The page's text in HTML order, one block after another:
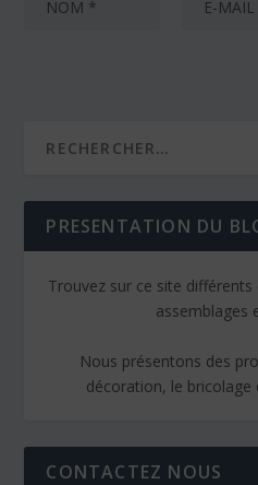
PRESENTATION DU
Trouvez sur ce site
assemblages
Nous présentons des
décoration, le bricolage
CONTACTEZ NOUS